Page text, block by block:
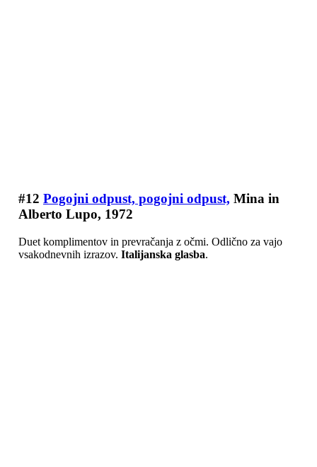
#12 Pogojni odpust, pogojni odpust, Mina in
Alberto Lupo, 1972
Duet komplimentov in prevračanja z očmi. Odlično za vajo
vsakodnevnih izrazov. Italijanska glasba.